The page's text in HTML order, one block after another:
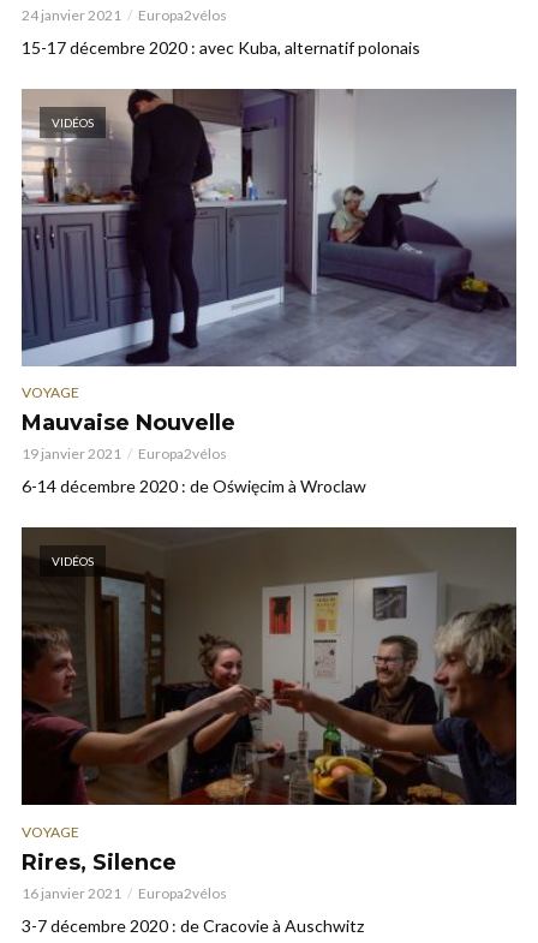
24 janvier 2021 Europa2vélos
15-17 décembre 2020 : avec Kuba, alternatif polonais
VIDÉOS
VOYAGE
Mauvaise Nouvelle
19 janvier 2021 Europa2vélos
6-14 décembre 2020 : de Oświęcim à Wroclaw
VIDÉOS
VOYAGE
Rires, Silence
16 janvier 2021 Europa2vélos
3-7 décembre 2020 : de Cracovie à Auschwitz